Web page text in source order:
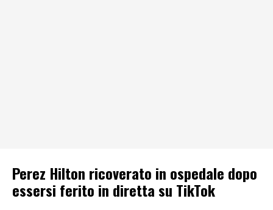
Perez Hilton ricoverato in ospedale dopo
essersi ferito in diretta su TikTok